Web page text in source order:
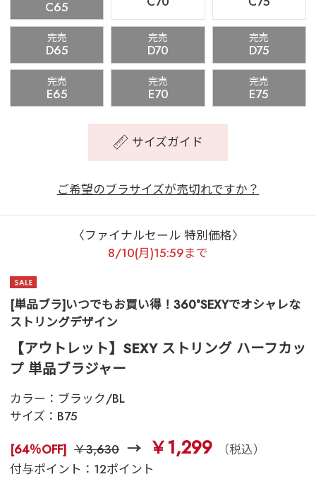
C65
完売
D65
完売
D70
完売
D75
完売
E65
完売
E70
完売
E75
サイズガイド
ご希望のブラサイズが売切れですか？
〈ファイナルセール 特別価格〉
8/10(月)15:59まで
[単品ブラ]いつでもお買い得！360°SEXYでオシャレな
ストリングデザイン
【アウトレット】SEXY ストリング ハーフカッ
プ 単品ブラジャー
カラー： ブラック/BL
サイズ： B75
[64％OFF] ￥3,630 ￥1,299
（税込）
付与ポイント：12ポイント